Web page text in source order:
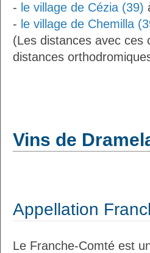
- le village de Cézia (39)
- le village de Chemilla
(Les distances avec ces
distances
Vins de
Appellation
Le Franche-Comté est